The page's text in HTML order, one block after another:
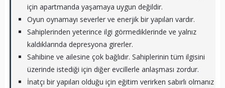
için apartmanda yaşamaya uygun değildir.
Oyun oynamayı severler ve enerjik bir yapıları vardır.
Sahiplerinden yeterince ilgi görmediklerinde ve yalnız
kaldıklarında depresyona girerler.
Sahibine ve ailesine çok bağlıdır. Sahiplerinin tüm ilgisini
üzerinde istediği için diğer evcillerle anlaşması zordur.
İnatçı bir yapıları olduğu için eğitim verirken sabırlı olmanız